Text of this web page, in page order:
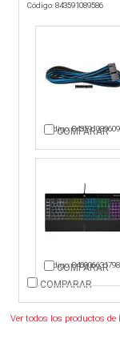
Código: 843591089586
COMPARAR
Código: 843591089609
COMPARAR
Código: 840006631798
COMPARAR
Ver todos los productos de